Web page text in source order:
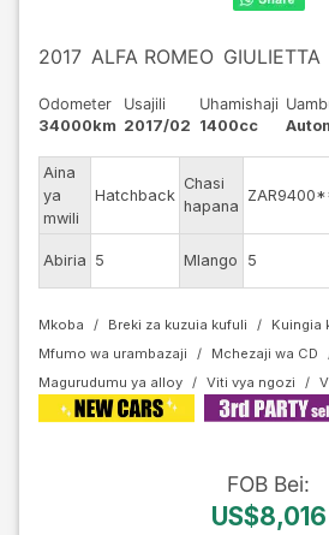
2017 ALFA ROMEO GIULIETTA
Odometer
34000km
Usajili
2017/02
Uhamishaji
1400cc
Aina
ya
mwili
Hatchback
Chasi
hapana
Abiria 5 Mlango 5
Mkoba Breki za kuzuia kufuli
Kuingia
Mfumo wa urambazaji
Mchezaji wa CD
Magurudumu ya alloy
Viti vya ngozi
FOB Bei:
US$8,016